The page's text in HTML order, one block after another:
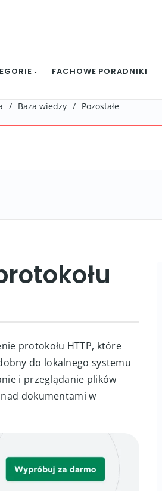
FACHOWE PORADNIKI
/ Baza wiedzy / Pozostałe
protokołu HTTP, które
do lokalnego systemu
i przeglądanie plików
dokumentami w